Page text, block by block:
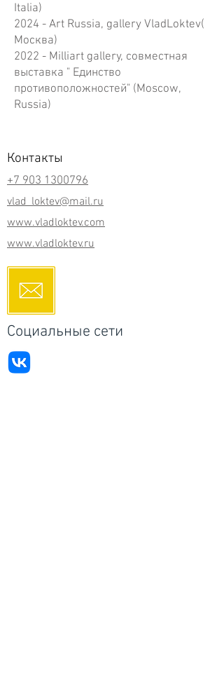
Italia)
2024 - Art Russia, gallery VladLoktev(
Москва)
2022 - Milliart gallery, совместная
выставка " Единство
противоположностей" (Moscow,
Russia)
Контакты
+7 903 1300796
vlad_loktev@mail.ru
www.vladloktev.com
www.vladloktev.ru
Социальные сети